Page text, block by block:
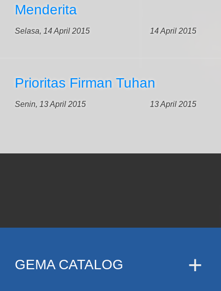
Menderita
Selasa, 14 April 2015 14 April 2015
Prioritas Firman Tuhan
Senin, 13 April 2015 13 April 2015
GEMA CATALOG